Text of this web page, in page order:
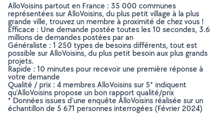
AlloVoisins partout en France : 35 000 communes
représentées sur AlloVoisins, du plus petit village à la plus
grande ville, trouvez un membre à proximité de chez vous !
Efficace : Une demande postée toutes les 10 secondes, 3.6
millions de demandes postées par an
Généraliste : 1 250 types de besoins différents, tout est
possible sur AlloVoisins, du plus petit besoin aux plus grands
projets.
Rapide : 10 minutes pour recevoir une première réponse à
votre demande
Qualité / prix : 4 membres AlloVoisins sur 5* indiquent
qu’AlloVoisins propose un bon rapport qualité/prix
* Données issues d’une enquête AlloVoisins réalisée sur un
échantillon de 5 671 personnes interrogées (Février 2024)